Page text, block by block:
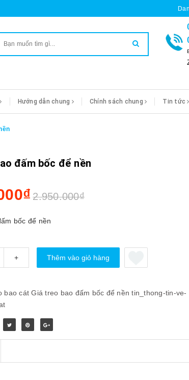
Hướng dẫn chung Chính sách chung Tin tức
đấm bốc để nền
2.950.000₫
bốc để nền
+ Thêm vào giỏ hàng
bao cát Giá treo bao đấm bốc để nền tin_thong-tin-ve-